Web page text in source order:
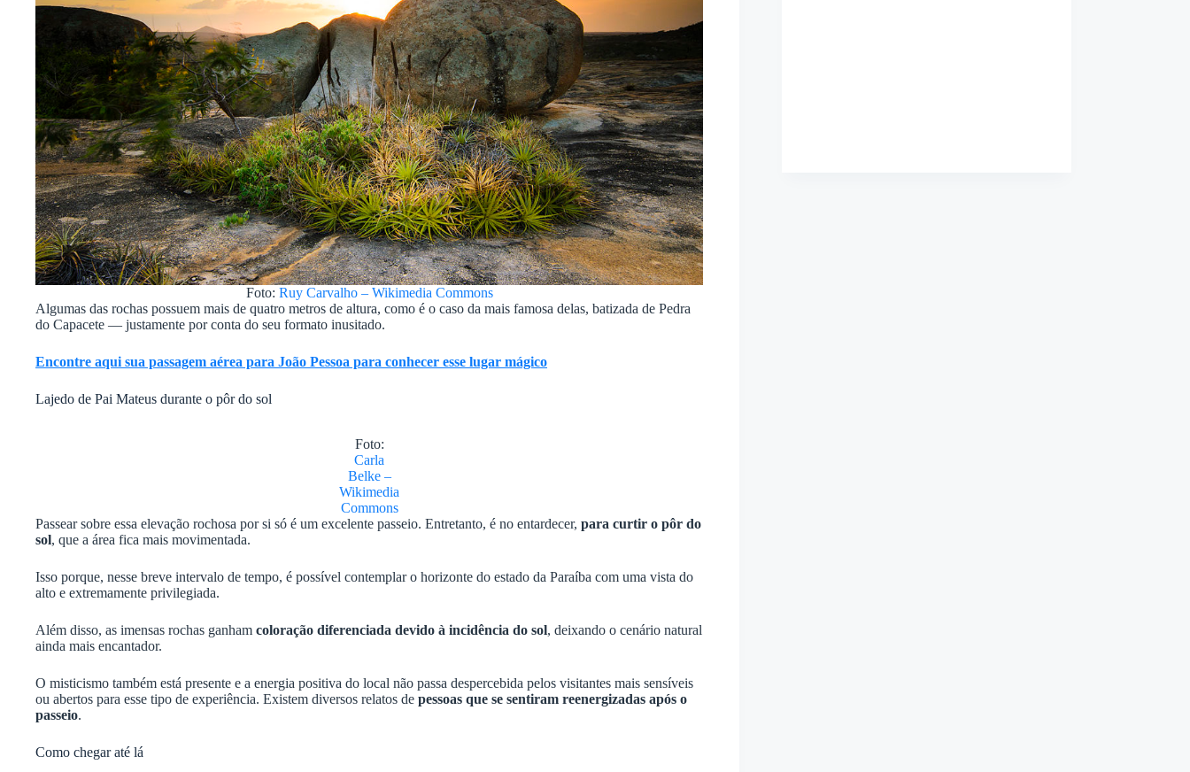
Foto: Ruy Carvalho – Wikimedia Commons
Algumas das rochas possuem mais de quatro metros de altura, como é o caso da mais famosa delas, batizada de Pedra
do Capacete — justamente por conta do seu formato inusitado.
Encontre aqui sua passagem aérea para João Pessoa para conhecer esse lugar mágico
Lajedo de Pai Mateus durante o pôr do sol
Foto:
Carla
Belke –
Wikimedia
Commons
Passear sobre essa elevação rochosa por si só é um excelente passeio. Entretanto, é no entardecer, para curtir o pôr do
sol, que a área fica mais movimentada.
Isso porque, nesse breve intervalo de tempo, é possível contemplar o horizonte do estado da Paraíba com uma vista do
alto e extremamente privilegiada.
Além disso, as imensas rochas ganham coloração diferenciada devido à incidência do sol, deixando o cenário natural
ainda mais encantador.
O misticismo também está presente e a energia positiva do local não passa despercebida pelos visitantes mais sensíveis
ou abertos para esse tipo de experiência. Existem diversos relatos de pessoas que se sentiram reenergizadas após o
passeio.
Como chegar até lá